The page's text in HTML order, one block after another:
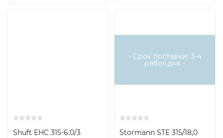
Shuft EHC 315-6.0/3
аналог
- Срок поставки: 3-4
рабоч.дня -
Stormann STE 315/18,0